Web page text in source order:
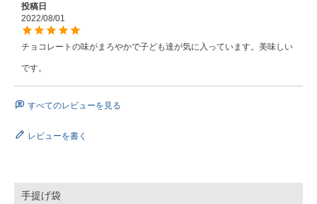
投稿日
2022/08/01
チョコレートの味がまろやかで子ども達が気に入っています。美味しい
です。
すべてのレビューを見る
レビューを書く
手提げ袋